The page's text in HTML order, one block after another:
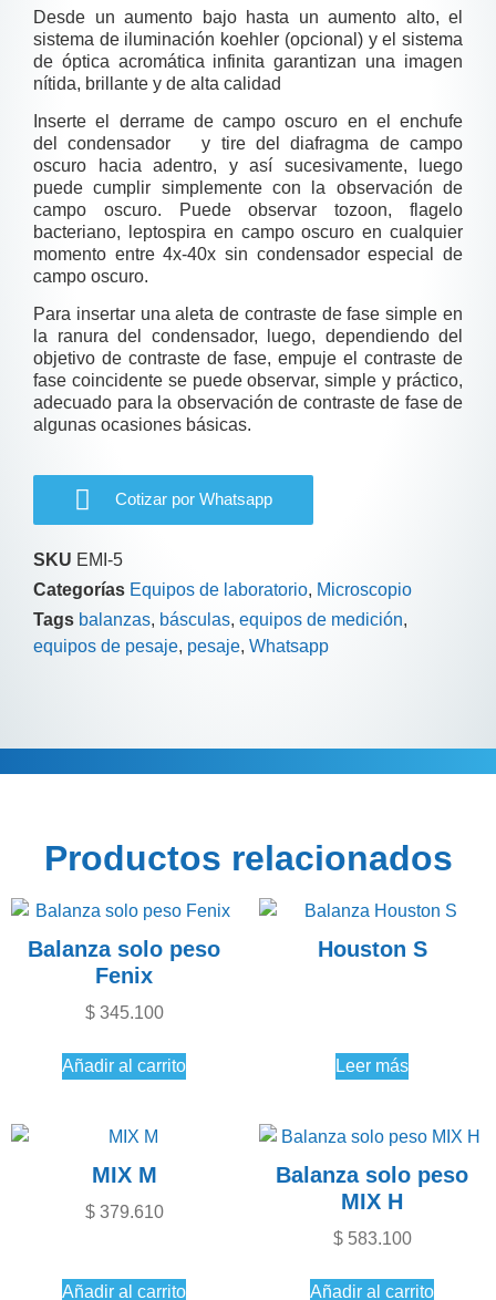
Desde un aumento bajo hasta un aumento alto, el
sistema de iluminación koehler (opcional) y el sistema
de óptica acromática infinita garantizan una imagen
nítida, brillante y de alta calidad
Inserte el derrame de campo oscuro en el enchufe
del condensador y tire del diafragma de campo
oscuro hacia adentro, y así sucesivamente, luego
puede cumplir simplemente con la observación de
campo oscuro. Puede observar tozoon, flagelo
bacteriano, leptospira en campo oscuro en cualquier
momento entre 4x-40x sin condensador especial de
campo oscuro.
Para insertar una aleta de contraste de fase simple en
la ranura del condensador, luego, dependiendo del
objetivo de contraste de fase, empuje el contraste de
fase coincidente se puede observar, simple y práctico,
adecuado para la observación de contraste de fase de
algunas ocasiones básicas.
Cotizar por Whatsapp
SKU EMI-5
Categorías Equipos de laboratorio, Microscopio
Tags balanzas, básculas, equipos de medición,
equipos de pesaje, pesaje, Whatsapp
Descripción Información adicional
Productos relacionados
Balanza solo peso
Fenix
$345.100
Añadir al carrito
Houston S
Leer más
MIX M
$379.610
Añadir al carrito
Balanza solo peso
MIX H
$583.100
Añadir al carrito